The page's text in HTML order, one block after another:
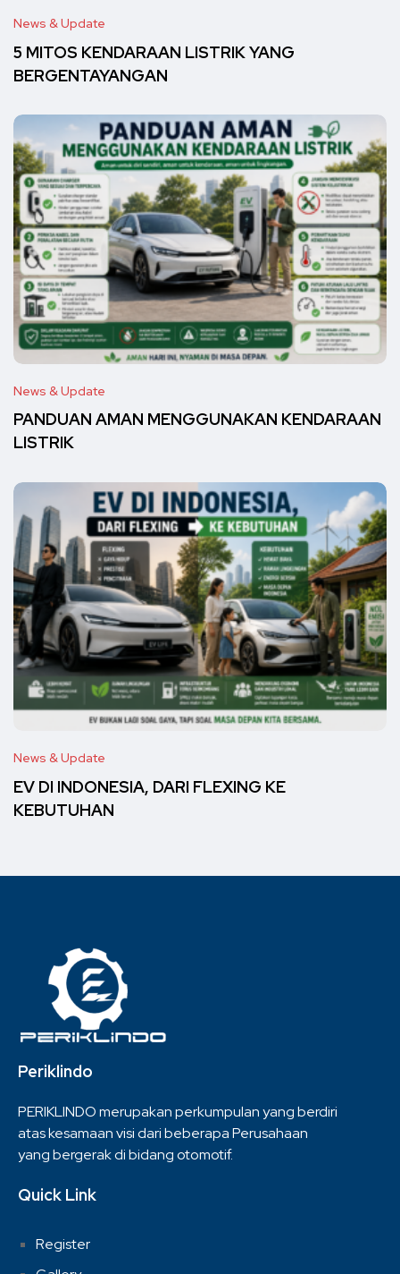
News & Update
5 MITOS KENDARAAN LISTRIK YANG
BERGENTAYANGAN
News & Update
PANDUAN AMAN MENGGUNAKAN KENDARAAN
LISTRIK
News & Update
EV DI INDONESIA, DARI FLEXING KE
KEBUTUHAN
Periklindo
PERIKLINDO merupakan perkumpulan yang berdiri
atas kesamaan visi dari beberapa Perusahaan
yang bergerak di bidang otomotif.
Quick Link
Register